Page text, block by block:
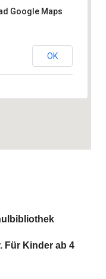
Google Maps
OK
Für Kinder ab 4